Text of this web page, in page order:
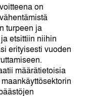
on
turpeen ja
etsittiin niihin
erityisesti vuoden
määrätietoisia